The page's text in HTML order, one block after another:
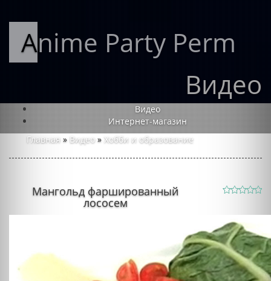
Anime Party Perm
Видео
Видео
Интернет-магазин
Главная » Видео » Хобби и образование
Мангольд фаршированный
лососем